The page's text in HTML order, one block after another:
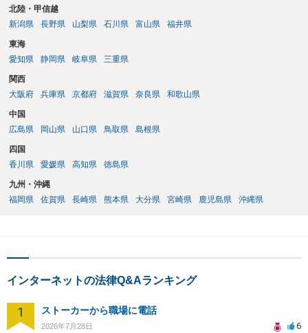
北陸・甲信越
新潟県
長野県 山梨県 石川県 富山県 福井県
東海
愛知県
静岡県 岐阜県 三重県
関西
大阪府
兵庫県 京都府 滋賀県 奈良県 和歌山県
中国
広島県
岡山県 山口県 鳥取県 島根県
四国
香川県
愛媛県 高知県 徳島県
九州・沖縄
福岡県
佐賀県 長崎県 熊本県 大分県 宮崎県 鹿児島県 沖縄県
インターネットの法律Q&Aランキング
1 ストーカーから職場に電話
2026年7月28日 6